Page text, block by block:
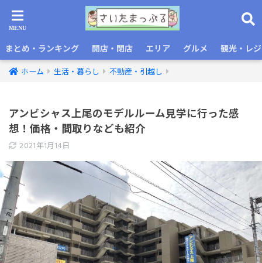
まとめ・ランキング 開店・閉店 エリア グルメ 観光・レ
ホーム 生活・暮らし 不動産・引越し
アンビシャス上尾のモデルルーム見学に行った感
想！価格・間取りなども紹介
2021年1月14日